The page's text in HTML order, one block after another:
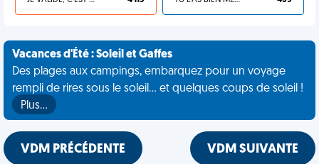
Vacances d'Été : Soleil et Gaffes
Des plages aux campings, embarquez pour un voyage
rempli de rires sous le soleil... et quelques coups de soleil !
Plus…
VDM PRÉCÉDENTE VDM SUIVANTE